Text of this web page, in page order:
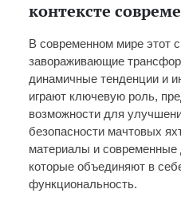
контексте
В современном мире этот
завораживающие
динамичные тенденции и
играют ключевую роль,
возможности для
безопасности мачтовых
материалы и
которые объединяют в
функциональность.